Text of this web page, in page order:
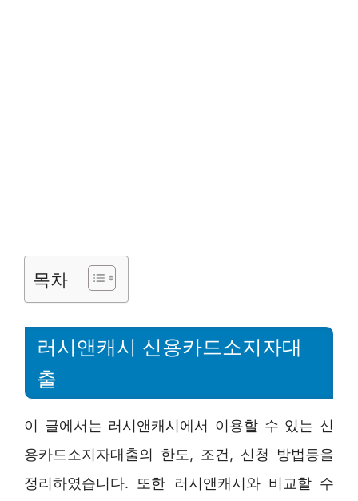
목차
러시앤캐시 신용카드소지자대
출
이 글에서는 러시앤캐시에서 이용할 수 있는 신
용카드소지자대출의 한도, 조건, 신청 방법등을
정리하였습니다. 또한 러시앤캐시와 비교할 수